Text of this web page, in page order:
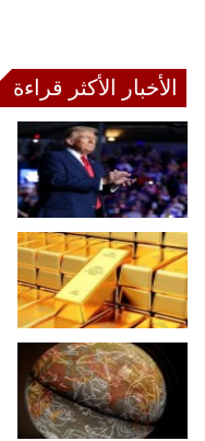
الأخبار الأكثر قراءة